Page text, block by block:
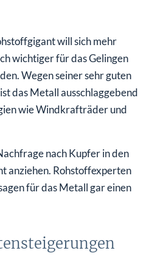
will sich mehr
wichtiger für das Gelingen
Wegen seiner sehr guten
das Metall ausschlaggebend
wie Windkrafträder und
nach Kupfer in den
anziehen. Rohstoffexperten
für das Metall gar einen